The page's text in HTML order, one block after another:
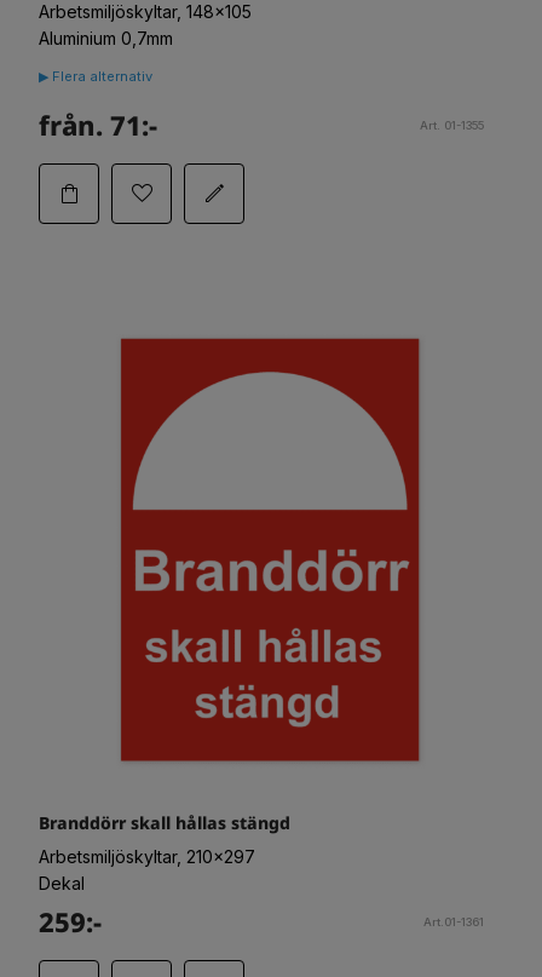
Arbetsmiljöskyltar, 148x105
Aluminium 0,7mm
▶ Flera alternativ
från. 71:- Art. 01-1355
Branddörr skall hållas stängd
Arbetsmiljöskyltar, 210x297
Dekal
259:- Art.01-1361